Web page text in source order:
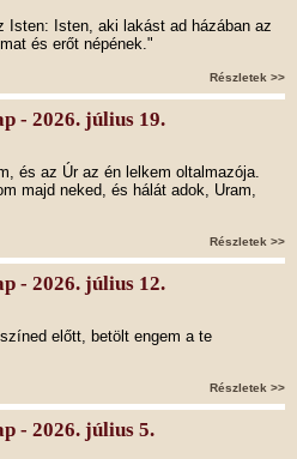
Isten: Isten, aki lakást ad házában az
és erőt népének."
Részletek >>
- 2026. július 19.
és az Úr az én lelkem oltalmazója.
majd neked, és hálát adok, Uram,
Részletek >>
- 2026. július 12.
előtt, betölt engem a te
Részletek >>
- 2026. július 5.